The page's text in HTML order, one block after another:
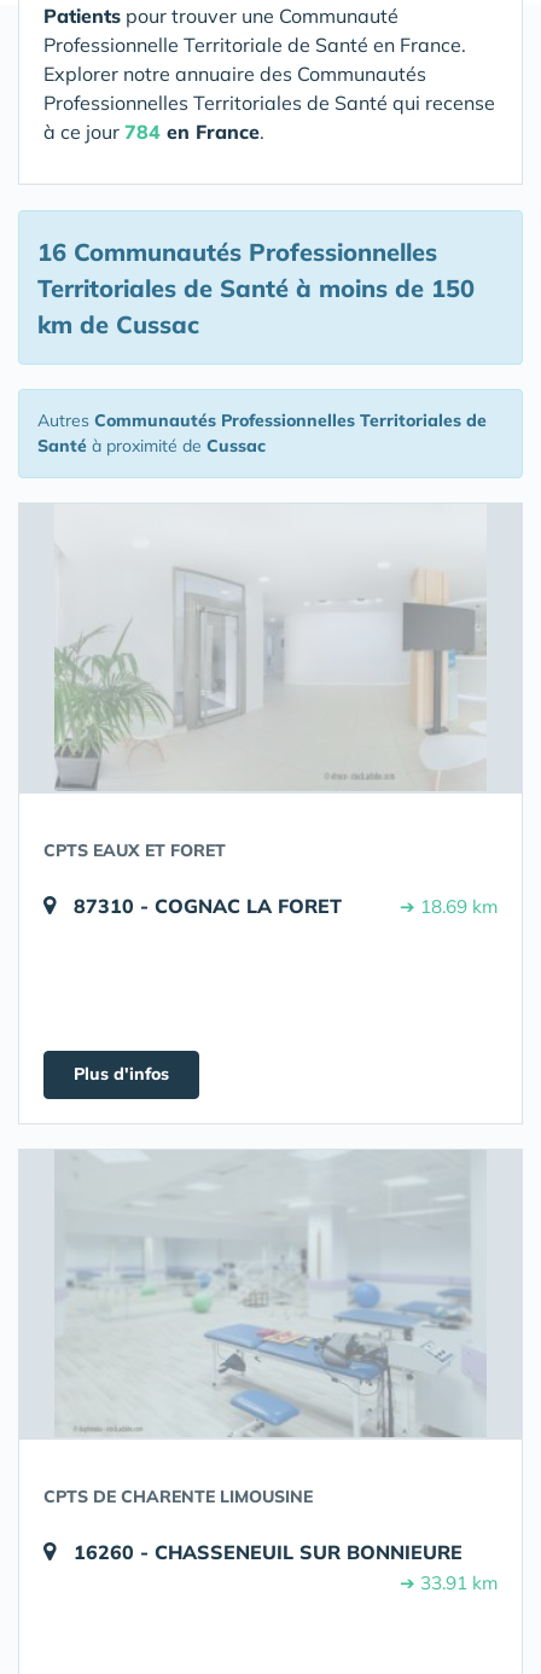
Patients pour trouver une Communauté
Professionnelle Territoriale de Santé en France.
Explorer notre annuaire des Communautés
Professionnelles Territoriales de Santé qui recense
à ce jour 784 en France.
16 Communautés Professionnelles
Territoriales de Santé à moins de 150
km de Cussac
Autres Communautés Professionnelles Territoriales de
Santé à proximité de Cussac
CPTS EAUX ET FORET
87310 - COGNAC LA FORET ➔ 18.69 km
Plus d'infos
CPTS DE CHARENTE LIMOUSINE
16260 - CHASSENEUIL SUR BONNIEURE
➔ 33.91 km